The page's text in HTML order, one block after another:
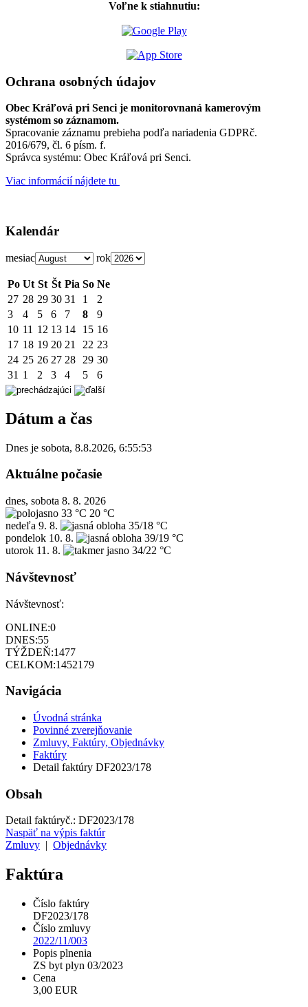
Voľne k stiahnutiu:
Ochrana osobných údajov
Obec Kráľová pri Senci je monitorovnaná kamerovým
systémom so záznamom.
Spracovanie záznamu prebieha podľa nariadenia GDPRč.
2016/679, čl. 6 písm. f.
Správca systému: Obec Kráľová pri Senci.
Viac informácií nájdete tu
Kalendár
mesiac rok
Po Ut St Št Pia So Ne
27 28 29 30 31 1
2
3
4 5 6 7 8
9
10 11 12 13 14 15 16
17 18 19 20 21 22 23
24 25 26 27 28 29 30
31 1 2 3 4 5 6
Dátum a čas
Dnes je sobota, 8.8.2026, 6:55:53
Aktuálne počasie
dnes, sobota 8. 8. 2026
33 °C 20 °C
nedeľa 9. 8.
35/18 °C
pondelok 10. 8.
39/19 °C
utorok 11. 8. 34/22 °C
Návštevnosť
Návštevnosť:
ONLINE:0
DNES:55
TÝŽDEŇ:1477
CELKOM:1452179
Navigácia
Úvodná stránka
Povinné zverejňovanie
Zmluvy, Faktúry, Objednávky
Faktúry
Detail faktúry DF2023/178
Obsah
Detail faktúryč.: DF2023/178
Naspäť na výpis faktúr
Zmluvy
Objednávky
Faktúra
Číslo faktúry
DF2023/178
Číslo zmluvy
2022/11/003
Popis plnenia
ZS byt plyn 03/2023
Cena
3,00 EUR